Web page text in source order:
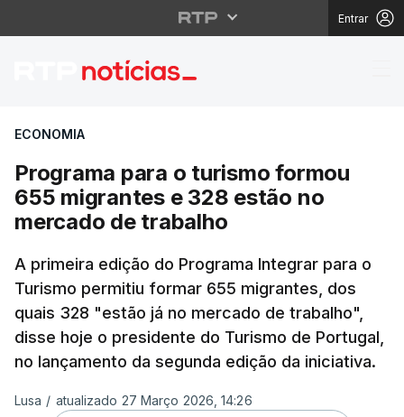
Entrar
Programa para o
ECONOMIA
Programa para o turismo formou
655 migrantes e 328 estão no
mercado de trabalho
A primeira edição do Programa Integrar para o
Turismo permitiu formar 655 migrantes, dos
quais 328 "estão já no mercado de trabalho",
disse hoje o presidente do Turismo de Portugal,
no lançamento da segunda edição da iniciativa.
Lusa / atualizado 27 Março 2026, 14:26